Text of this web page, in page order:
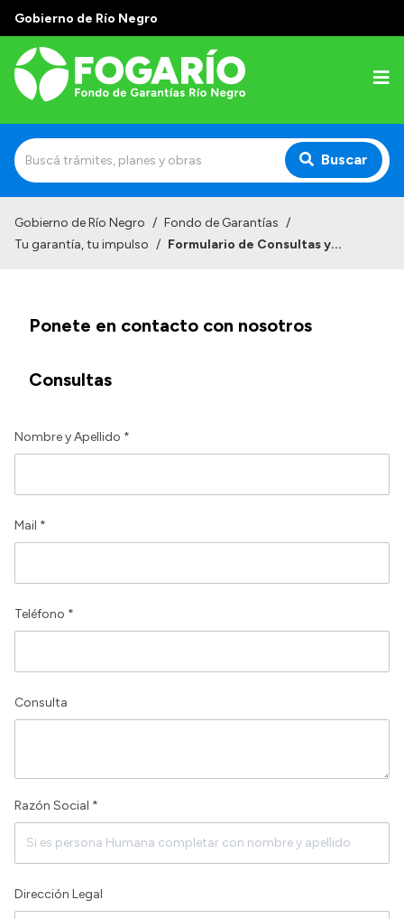
Gobierno de Río Negro
Buscar
¿Qué hacemos?
Tu garantía
Gobierno de Río Negro / Fondo de Garantías /
Tu garantía, tu impulso / Formulario de Consultas y...
Ponete en contacto con nosotros
Consultas
Nombre y Apellido *
Mail *
Teléfono *
Consulta
Razón Social *
Dirección Legal